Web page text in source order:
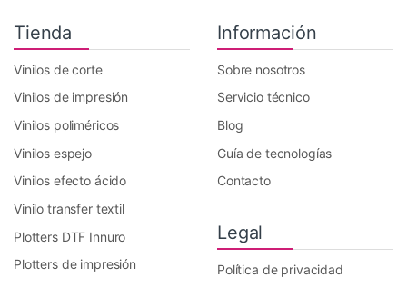
Tienda
Vinilos de corte
Vinilos de impresión
Vinilos poliméricos
Vinilos espejo
Vinilos efecto ácido
Vinilo transfer textil
Plotters DTF Innuro
Plotters de impresión
Información
Sobre nosotros
Servicio técnico
Blog
Guía de tecnologías
Contacto
Legal
Política de privacidad